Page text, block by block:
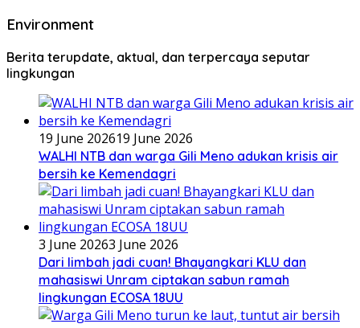
Environment
Berita terupdate, aktual, dan terpercaya seputar
lingkungan
19 June 202619 June 2026
WALHI NTB dan warga Gili Meno adukan krisis air
bersih ke Kemendagri
3 June 20263 June 2026
Dari limbah jadi cuan! Bhayangkari KLU dan
mahasiswi Unram ciptakan sabun ramah
lingkungan ECOSA 18UU